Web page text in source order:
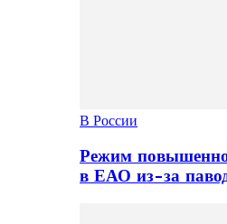
В России
Режим
в ЕАО из-за